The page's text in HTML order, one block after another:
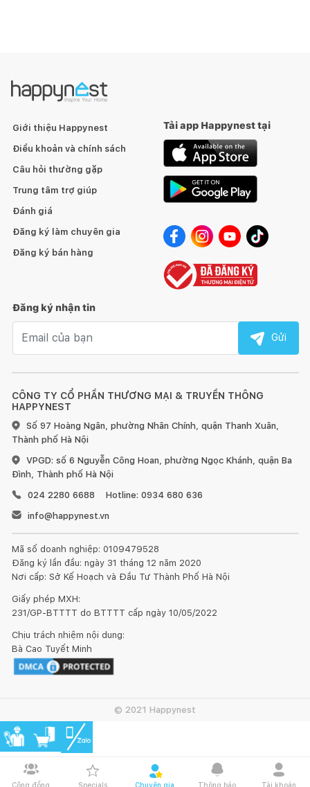
Cộng đồng Specials Chuyên gia Thông báo Tài khoản
CÔNG TY CỔ PHẦN THƯƠNG MẠI & TRUYỀN THÔNG
HAPPYNEST
Số 97 Hoàng Ngân, phường Nhân Chính, quận Thanh Xuân,
Thành phố Hà Nội
VPGD: số 6 Nguyễn Công Hoan, phường Ngọc Khánh, quận Ba
Đình, Thành phố Hà Nội
024 2280 6688
Hotline: 0934 680 636
info@happynest.vn
Mã số doanh nghiệp: 0109479528
Đăng ký lần đầu: ngày 31 tháng 12 năm 2020
Nơi cấp: Sở Kế Hoạch và Đầu Tư Thành Phố Hà Nội
Giấy phép MXH:
231/GP-BTTTT do BTTTT cấp ngày 10/05/2022
Chịu trách nhiệm nội dung:
Bà Cao Tuyết Minh
Giới thiệu Happynest
Điều khoản và chính sách
Câu hỏi thường gặp
Trung tâm trợ giúp
Đánh giá
Đăng ký làm chuyên gia
Đăng ký bán hàng
Tải app Happynest tại
Đăng ký nhận tin
Gửi
© 2021 Happynest